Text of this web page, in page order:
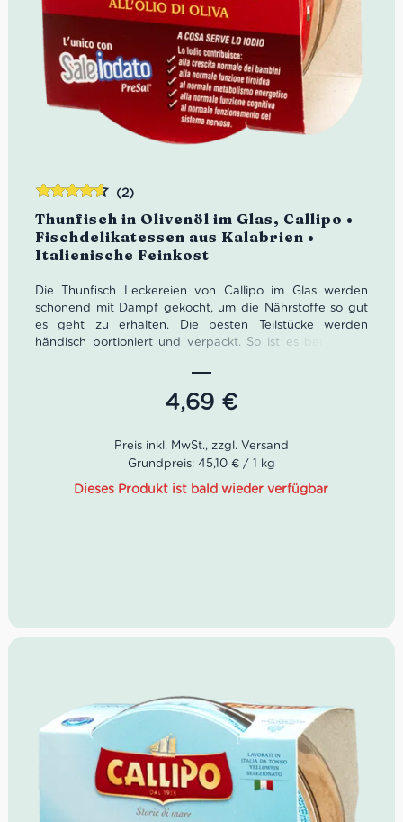
Thunfisch in Olivenöl im Glas, Callipo •
Fischdelikatessen aus Kalabrien •
Italienische Feinkost
(2)
Die Thunfisch Leckereien von Callipo im Glas werden
schonend mit Dampf gekocht, um die Nährstoffe so gut
es geht zu erhalten. Die besten Teilstücke werden
händisch portioniert und verpackt. So ist es bei Callipo
Nettogewicht: 160g
Abtropfgewicht: 104g4,69 €
Bewertet
mit4.50
von 5
Grundpreis: 45,10 € / 1 kg
Dieses Produkt ist bald wieder verfügbar